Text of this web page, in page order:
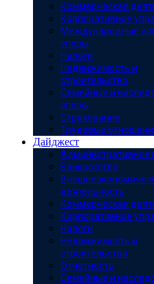
Коммерческая
Корпоративное
Международные
споры
Налоги
Недвижимость и
строительство
Семейные и
споры
Страхование
Трудовые
Дайджест
Административное
Банкротство
деятельность
Коммерческая
Корпоративное
Налоги
Недвижимость и
строительство
Отчётность
Семейные и